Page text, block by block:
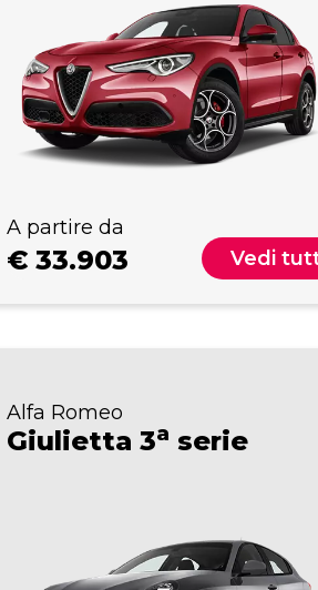
A partire da
€ 33.903 Vedi
Alfa Romeo
Giulietta 3a serie